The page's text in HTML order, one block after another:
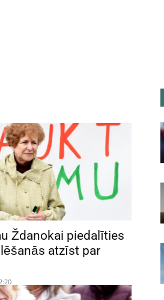
Ždanokai piedalīties
atzīst par